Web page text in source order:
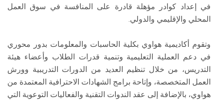
في إعداد كوادر مؤهلة قادرة على المنافسة في سوق العمل
المحلي والإقليمي والدولي.
وتقوم أكاديمية هواوي بكلية الحاسبات والمعلومات بدور محوري
في دعم العملية التعليمية وتنمية قدرات الطلاب وأعضاء هيئة
التدريس، من خلال تنظيم العديد من الدورات التدريبية وورش
العمل المتخصصة، وإتاحة برامج الشهادات الاحترافية المعتمدة من
هواوي، بالإضافة إلى عقد الندوات التقنية والفعاليات التوعوية التي